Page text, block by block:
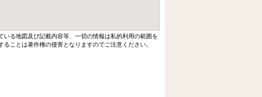
いる地図及び記載内容等、一切の情報は私的利用の範囲を
ことは著作権の侵害となりますのでご注意ください。